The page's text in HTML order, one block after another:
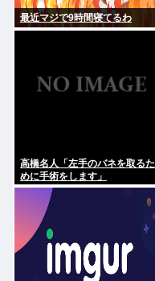
最近マジで9時間寝てるわ
高橋名人「左手のバネを取るた
めに手術をします」